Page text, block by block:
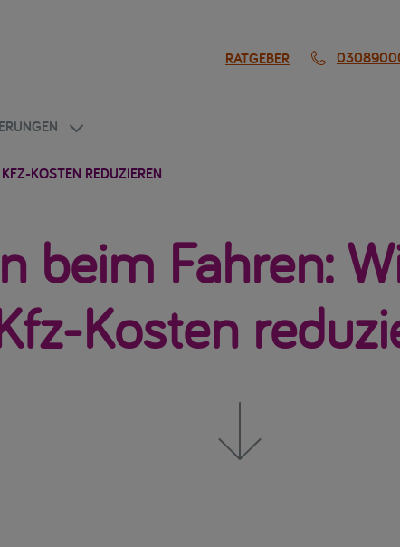
RATGEBER
KOSTEN REDUZIEREN
beim Fahren:
Kosten